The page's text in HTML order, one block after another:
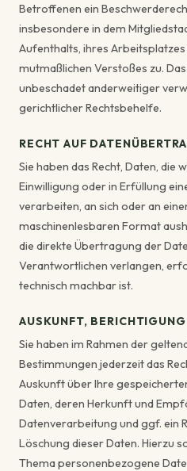
Betroffenen ein
insbesondere in dem
Aufenthalts, ihres
mutmaßlichen Verstoßes zu.
unbeschadet anderweitiger
gerichtlicher Rechtsbehelfe.
RECHT AUF
Sie haben das Recht, Daten, die
Einwilligung oder in Erfüllung
verarbeiten, an sich oder an
maschinenlesbaren Format
die direkte Übertragung der
Verantwortlichen verlangen,
technisch machbar ist.
AUSKUNFT,
Sie haben im Rahmen der
Bestimmungen jederzeit das
Auskunft über Ihre
Daten, deren Herkunft und
Datenverarbeitung und ggf. ein
Löschung dieser Daten. Hierzu
Thema personenbezogene